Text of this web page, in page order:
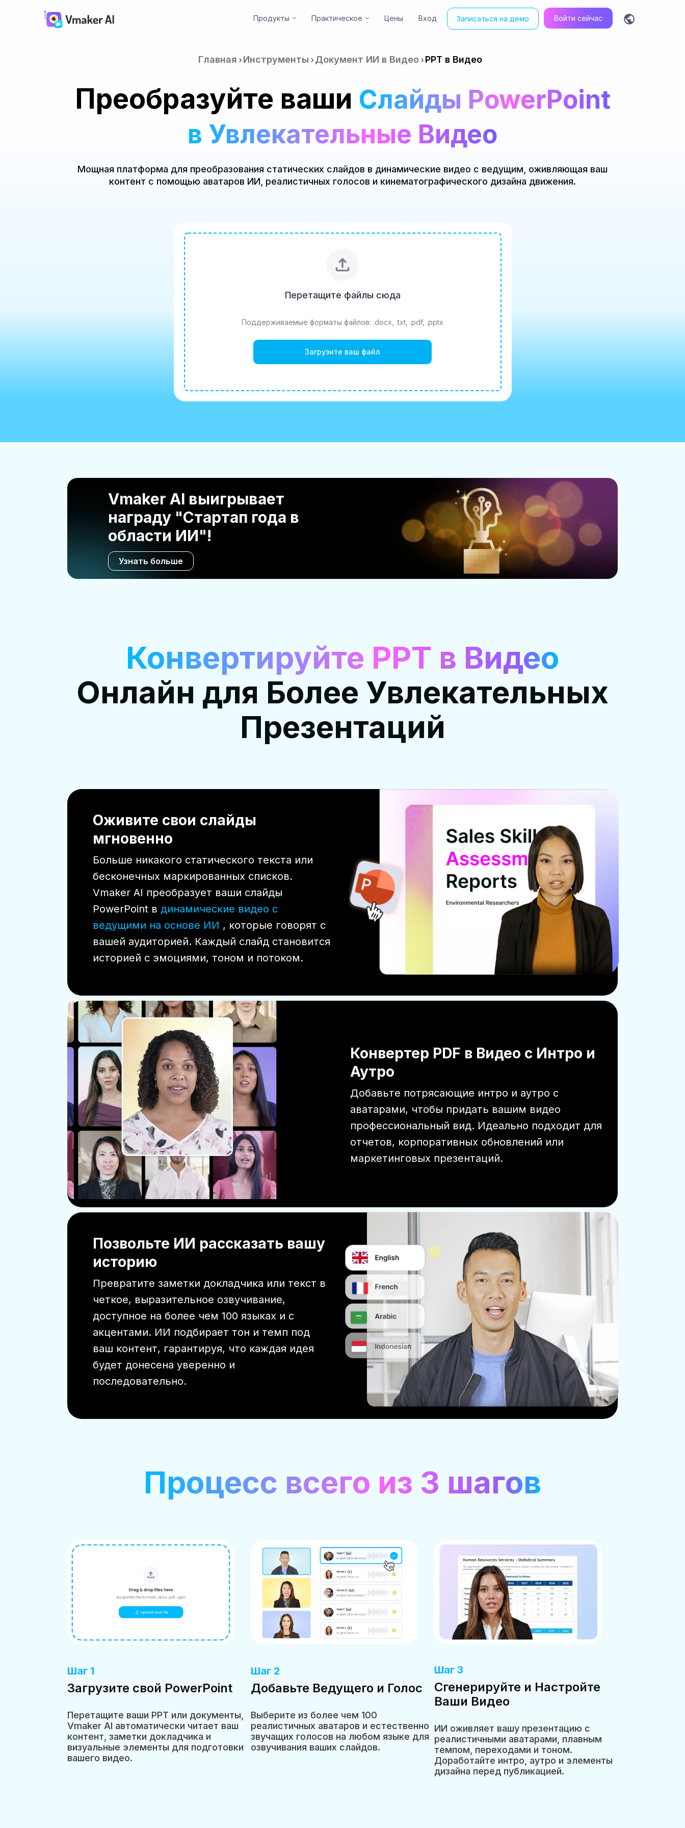
Продукты Практическое Цены Вход Записаться на демо Войти сейчас
Главная Инструменты Документ ИИ в Видео PPT в Видео
Преобразуйте ваши Слайды PowerPoint
в Увлекательные Видео
Мощная платформа для преобразования статических слайдов в динамические видео с ведущим, оживляющая ваш
контент с помощью аватаров ИИ, реалистичных голосов и кинематографического дизайна движения.
Перетащите файлы сюда
Поддерживаемые форматы файлов: .docx, .txt, .pdf, .pptx
Загрузите ваш файл
Vmaker AI выигрывает
награду "Стартап года в
области ИИ"!
Узнать больше
Конвертируйте PPT в Видео
Онлайн для Более Увлекательных
Презентаций
Оживите свои слайды
мгновенно
Больше никакого статического текста или
бесконечных маркированных списков.
Vmaker AI преобразует ваши слайды
PowerPoint в динамические видео с
ведущими на основе ИИ , которые говорят с
вашей аудиторией. Каждый слайд становится
историей с эмоциями, тоном и потоком.
Конвертер PDF в Видео с Интро и
Аутро
Добавьте потрясающие интро и аутро с
аватарами, чтобы придать вашим видео
профессиональный вид. Идеально подходит для
отчетов, корпоративных обновлений или
маркетинговых презентаций.
Позвольте ИИ рассказать вашу
историю
Превратите заметки докладчика или текст в
четкое, выразительное озвучивание,
доступное на более чем 100 языках и с
акцентами. ИИ подбирает тон и темп под
ваш контент, гарантируя, что каждая идея
будет донесена уверенно и
последовательно.
Процесс всего из 3 шагов
Шаг 1
Загрузите свой PowerPoint
Перетащите ваши PPT или документы,
Vmaker AI автоматически читает ваш
контент, заметки докладчика и
визуальные элементы для подготовки
вашего видео.
Шаг 2
Добавьте Ведущего и Голос
Выберите из более чем 100
реалистичных аватаров и естественно
звучащих голосов на любом языке для
озвучивания ваших слайдов.
Шаг 3
Сгенерируйте и Настройте
Ваши Видео
ИИ оживляет вашу презентацию с
реалистичными аватарами, плавным
темпом, переходами и тоном.
Доработайте интро, аутро и элементы
дизайна перед публикацией.